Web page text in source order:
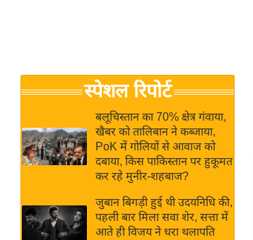
Hindi
क्रिकेट
क्राइम
ई-पेपर
मिसाल बेमिसाल
शख्सियत
यंग इंडिया
स्पेशल रिपोर्ट
बलूचिस्तान का 70% क्षेत्र गंवाया,
खैबर को तालिबान ने कब्जाया,
PoK में गोलियों से आवाज को
दबाया, किस पाकिस्तान पर हुकूमत
कर रहे मुनीर-शहबाज?
जुबान बिगड़ी हुई थी उदयनिधि की,
पहली बार मिला सवा शेर, सत्ता में
आते ही विजय ने धरा थलापति